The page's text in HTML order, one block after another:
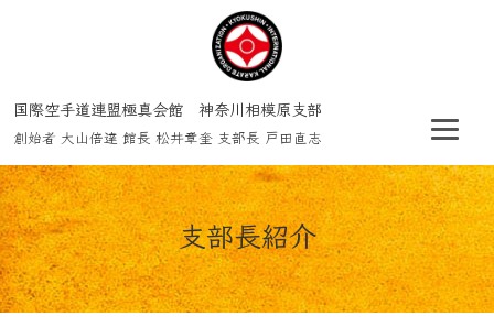
国際空手道連盟極真会館 神奈川相模原支部
創始者 大山倍達 館長 松井章奎 支部長 戸田直志
支部長紹介